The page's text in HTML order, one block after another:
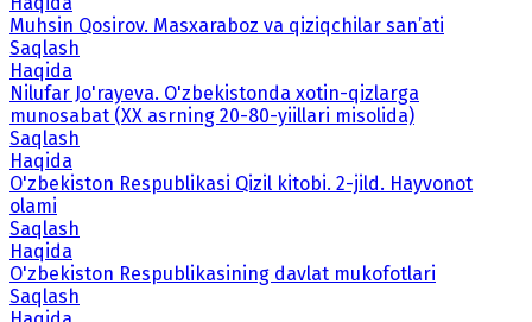
Muhsin Qosirov. Masxaraboz va qiziqchilar san’ati
Saqlash
Haqida
Nilufar Jo'rayeva. O'zbekistonda xotin-qizlarga
munosabat (XX asrning 20-80-yiillari misolida)
Saqlash
Haqida
O'zbekiston Respublikasi Qizil kitobi. 2-jild. Hayvonot
olami
Saqlash
Haqida
O'zbekiston Respublikasining davlat mukofotlari
Saqlash